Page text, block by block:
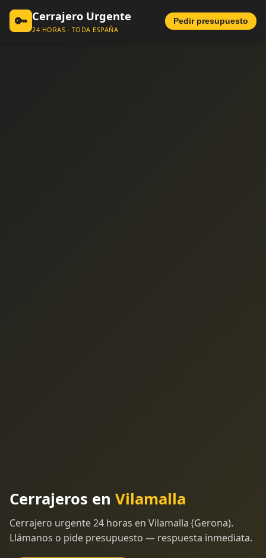
🔑 Cerrajero Urgente
24 HORAS · TODA ESPAÑA
Pedir presupuesto
Cerrajeros en Vilamalla
Cerrajero urgente 24 horas en Vilamalla (Gerona).
Llámanos o pide presupuesto — respuesta inmediata.